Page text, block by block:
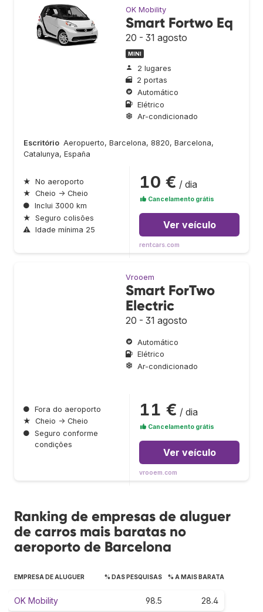
OK Mobility
Smart Fortwo Eq
20 - 31 agosto
MINI
2 lugares
2 portas
Automático
Elétrico
Ar-condicionado
Escritório Aeropuerto, Barcelona, 8820, Barcelona,
Catalunya, España
★ No aeroporto
★ Cheio → Cheio
● Inclui 3000 km
★ Seguro colisões
⚠ Idade mínima 25
10 € / dia
Cancelamento grátis
Ver veículo
rentcars.com
Vrooem
Smart ForTwo
Electric
20 - 31 agosto
Automático
Elétrico
Ar-condicionado
● Fora do aeroporto
★ Cheio → Cheio
● Seguro conforme
condições
11 € / dia
Cancelamento grátis
Ver veículo
vrooem.com
Ranking de empresas de aluguer
de carros mais baratas no
aeroporto de Barcelona
EMPRESA DE ALUGUER % DAS PESQUISAS % A MAIS BARATA
OK Mobility 98.5 28.4